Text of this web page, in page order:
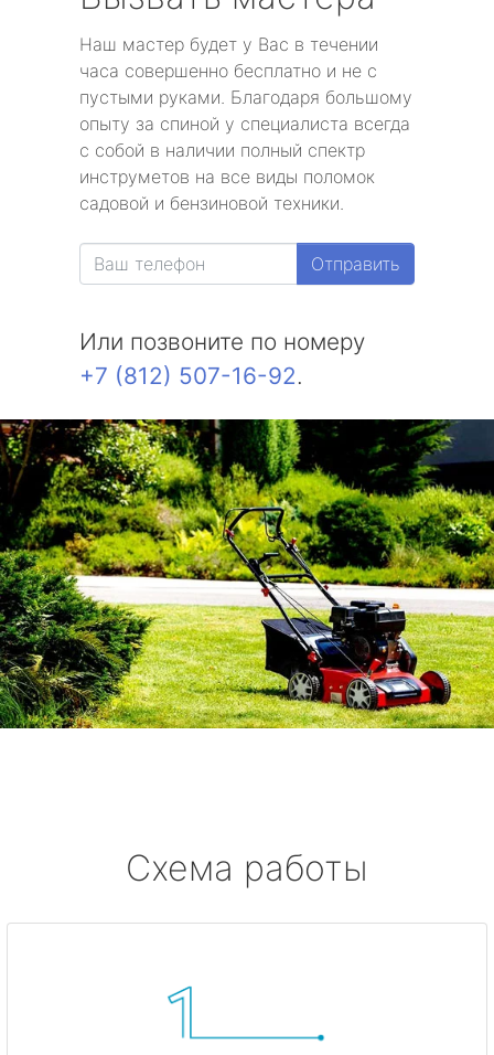
Наш мастер будет у Вас в течении
часа совершенно бесплатно и не с
пустыми руками. Благодаря большому
опыту за спиной у специалиста всегда
с собой в наличии полный спектр
инструметов на все виды поломок
садовой и бензиновой техники.
Отправить
Или позвоните по номеру
+7 (812) 507-16-92.
Схема работы